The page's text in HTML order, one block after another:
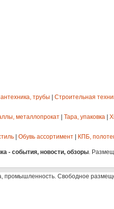
трубы Строительная
металлопрокат Тара, упаковка
Обувь ассортимент КПБ,
- события, новости, обзоры.
промышленность. Свободное